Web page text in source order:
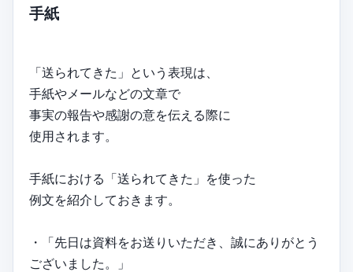
手紙
「送られてきた」という表現は、
手紙やメールなどの文章で
事実の報告や感謝の意を伝える際に
使用されます。
手紙における「送られてきた」を使った
例文を紹介しておきます。
・「先日は資料をお送りいただき、誠にありがとう
ございました。」